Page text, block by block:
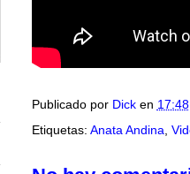
Publicado por Dick en 17:48
Etiquetas: Anata Andina